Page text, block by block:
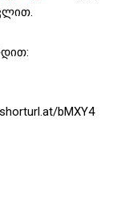
bMXY4